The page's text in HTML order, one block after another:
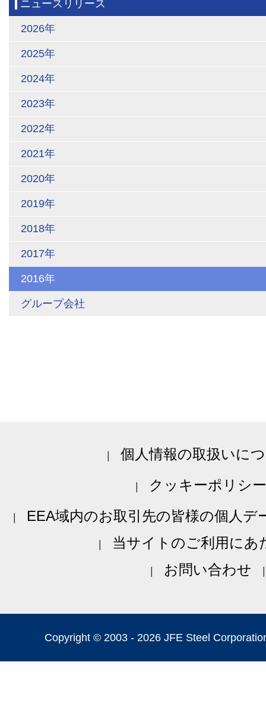
ニュースリリース
2026年
2025年
2024年
2023年
2022年
2021年
2020年
2019年
2018年
2017年
2016年
グループ会社
個人情報の取扱いに
クッキーポリシー
EEA域内のお取引先の皆様の個人デ
当サイトのご利用にあ
お問い合わせ
Copyright © 2003 - 2026 JFE Steel